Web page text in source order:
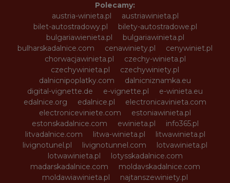
Polecamy:
austria-winieta.pl
austriawinieta.pl
bilet-autostradowy.pl
bilety-autostradowe.pl
bulgariawienieta.pl
bulgariawinieta.pl
bulharskadalnice.com
cenawiniety.pl
cenywiniet.pl
chorwacjawinieta.pl
czechy-winieta.pl
czechywinieta.pl
czechywiniety.pl
dalnicnipoplatky.com
dalnicniznamka.eu
digital-vignette.de
e-vignette.pl
e-winieta.eu
edalnice.org
edalnice.pl
electronicavinieta.com
electroniceviniete.com
estoniawinieta.pl
estonskadalnice.com
ewinieta.pl
info365.pl
litvadalnice.com
litwa-winieta.pl
litwawinieta.pl
livignotunel.pl
livignotunnel.com
lotvawinieta.pl
lotwawinieta.pl
lotysskadalnice.com
madarskadalnice.com
moldavskadalnice.com
moldawiawinieta.pl
najtanszewiniety.pl